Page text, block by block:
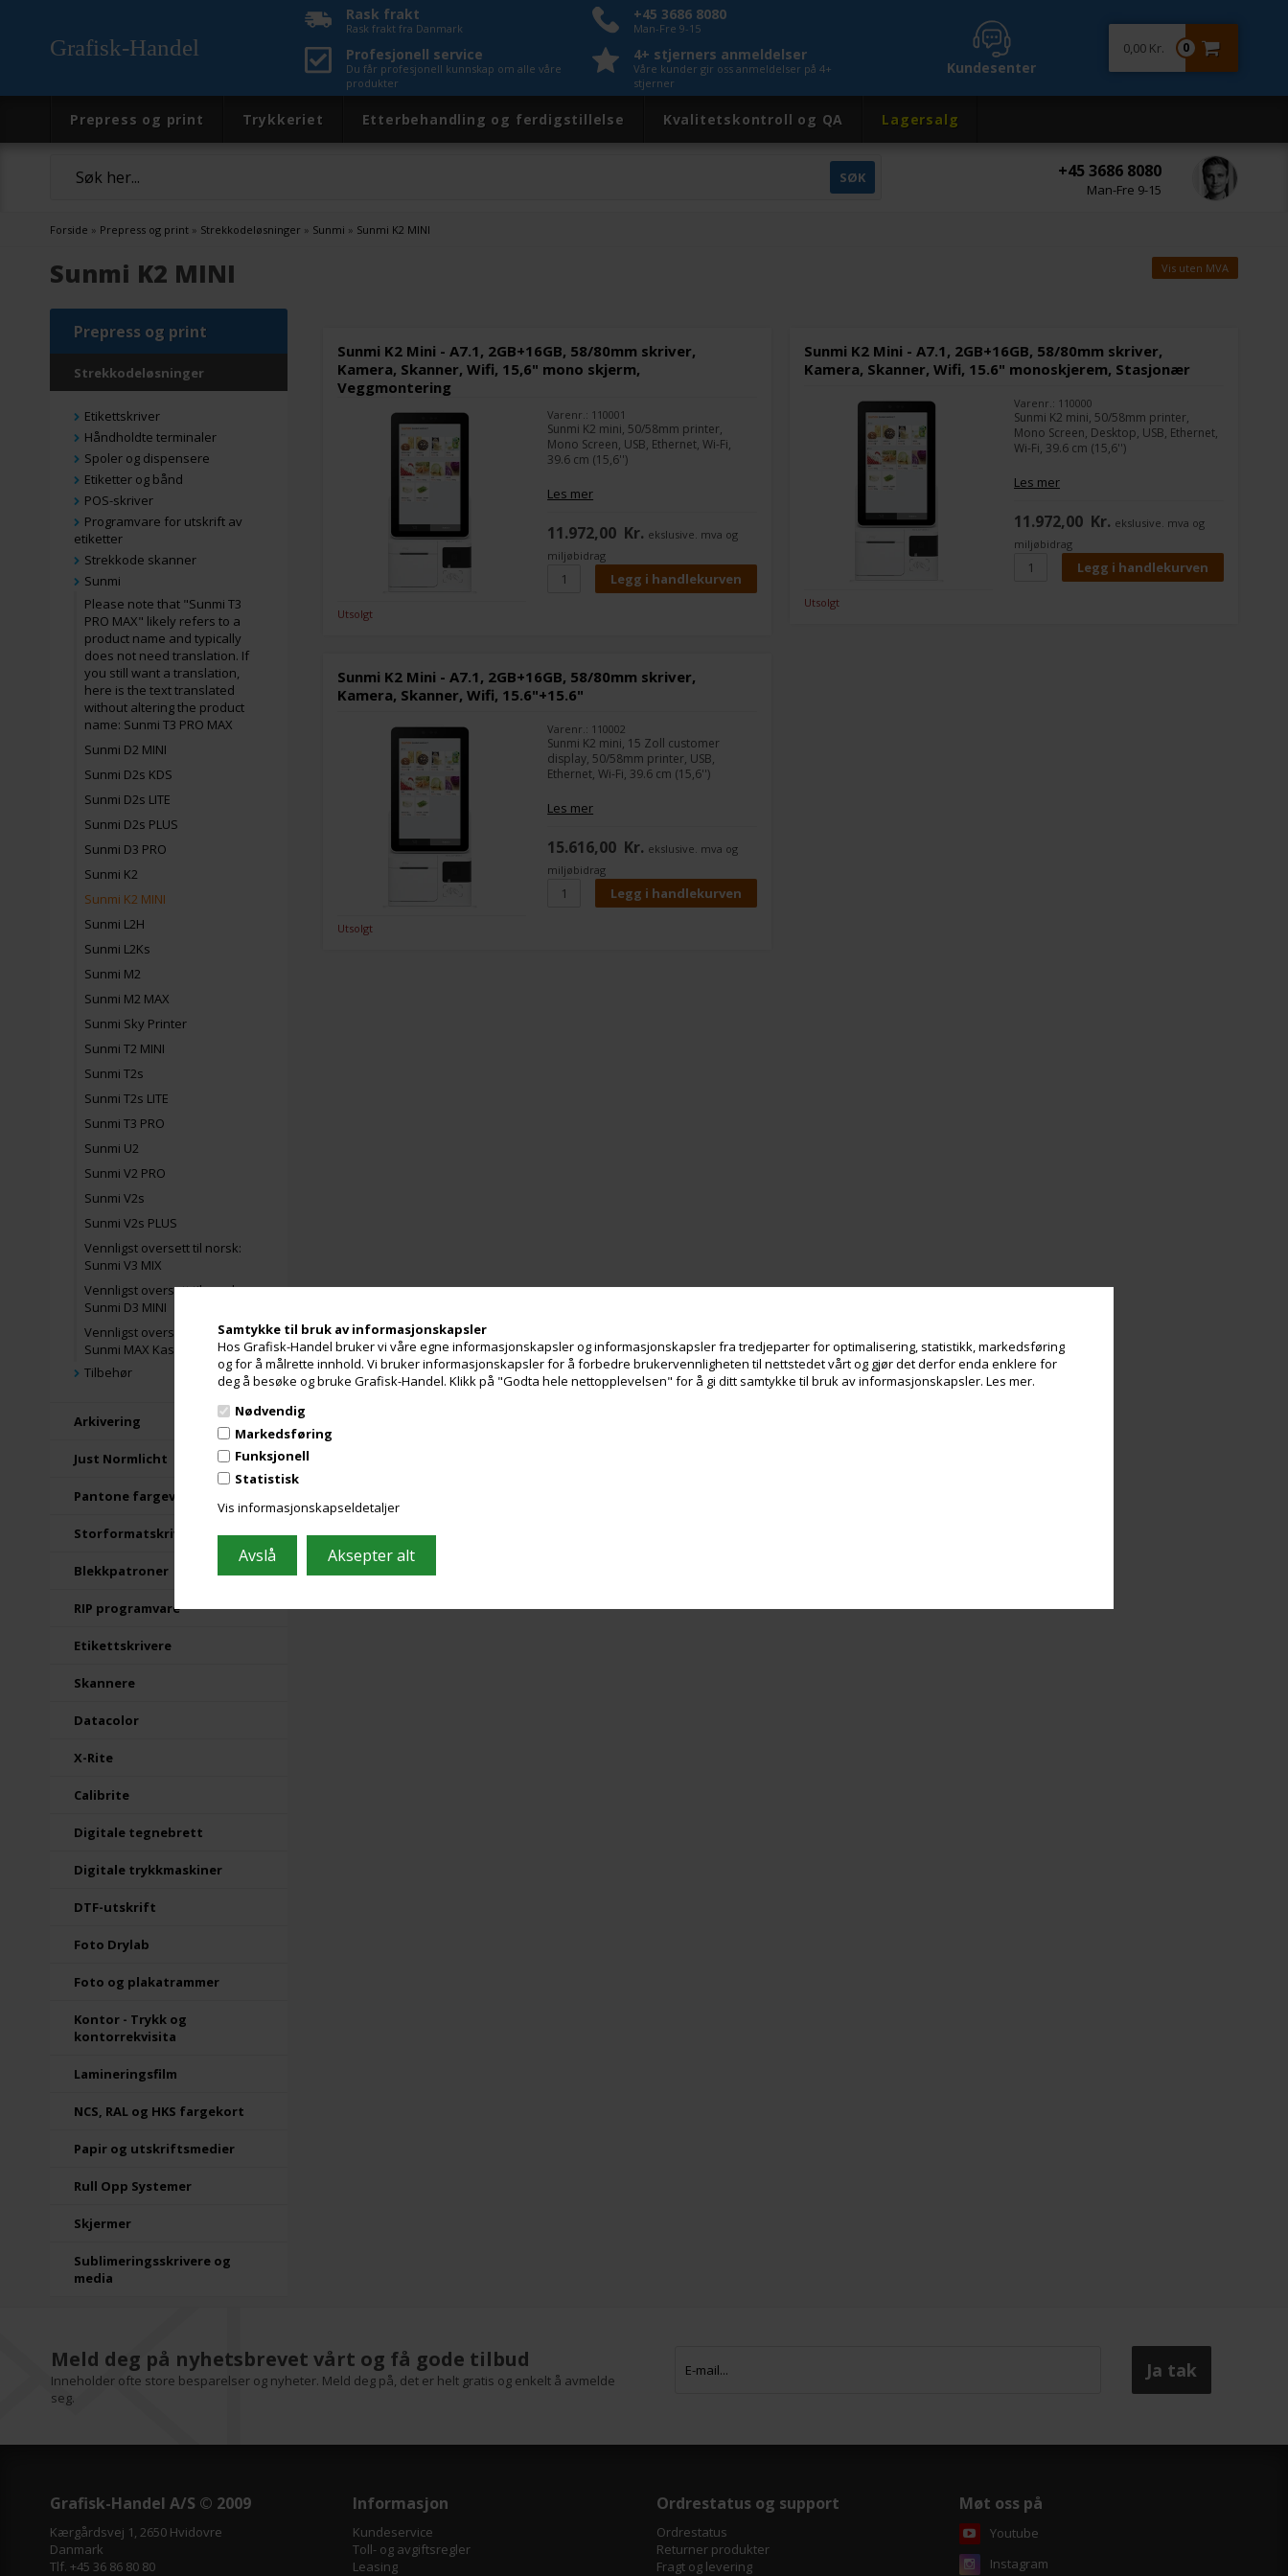
Samtykke til bruk av informasjonskapsler
Hos Grafisk-Handel bruker vi våre egne informasjonskapsler og informasjonskapsler fra tredjeparter for optimalisering, statistikk, markedsføring
og for å målrette innhold. Vi bruker informasjonskapsler for å forbedre brukervennligheten til nettstedet vårt og gjør det derfor enda enklere for
deg å besøke og bruke Grafisk-Handel. Klikk på "Godta hele nettopplevelsen" for å gi ditt samtykke til bruk av informasjonskapsler. Les mer.
Nødvendig
Markedsføring
Funksjonell
Statistisk
Vis informasjonskapseldetaljer
Grafisk-Handel
Rask frakt
Rask frakt fra Danmark
+45 3686 8080
Man-Fre 9-15
Profesjonell service
Du får profesjonell kunnskap om alle våre
produkter
4+ stjerners anmeldelser
Våre kunder gir oss anmeldelser på 4+
stjerner
+45 3686 8080
Man-Fre 9-15
Kundesenter
0
0,00 Kr.
Prepress og print Trykkeriet Etterbehandling og ferdigstillelse Kvalitetskontroll og QA Lagersalg
Forside » Prepress og print » Strekkodeløsninger » Sunmi » Sunmi K2 MINI
Vis uten MVA
Sunmi K2 MINI
Prepress og print
Strekkodeløsninger
Etikettskriver
Håndholdte terminaler
Spoler og dispensere
Etiketter og bånd
POS-skriver
Programvare for utskrift av
etiketter
Strekkode skanner
Sunmi
Please note that "Sunmi T3
PRO MAX" likely refers to a
product name and typically
does not need translation. If
you still want a translation,
here is the text translated
without altering the product
name: Sunmi T3 PRO MAX
Sunmi D2 MINI
Sunmi D2s KDS
Sunmi D2s LITE
Sunmi D2s PLUS
Sunmi D3 PRO
Sunmi K2
Sunmi K2 MINI
Sunmi L2H
Sunmi L2Ks
Sunmi M2
Sunmi M2 MAX
Sunmi Sky Printer
Sunmi T2 MINI
Sunmi T2s
Sunmi T2s LITE
Sunmi T3 PRO
Sunmi U2
Sunmi V2 PRO
Sunmi V2s
Sunmi V2s PLUS
Vennligst oversett til norsk:
Sunmi V3 MIX
Vennligst oversett til norsk:
Sunmi D3 MINI
Vennligst oversett til norsk:
Sunmi MAX Kassaskuff
Tilbehør
Arkivering
Just Normlicht
Pantone fargevifter
Storformatskrivere
Blekkpatroner
RIP programvare
Etikettskrivere
Skannere
Datacolor
X-Rite
Calibrite
Digitale tegnebrett
Digitale trykkmaskiner
DTF-utskrift
Foto Drylab
Foto og plakatrammer
Kontor - Trykk og
kontorrekvisita
Lamineringsfilm
NCS, RAL og HKS fargekort
Papir og utskriftsmedier
Rull Opp Systemer
Skjermer
Sublimeringsskrivere og
media
Sunmi K2 Mini - A7.1, 2GB+16GB, 58/80mm skriver,
Kamera, Skanner, Wifi, 15,6" mono skjerm,
Veggmontering
Utsolgt
Varenr.: 110001
Sunmi K2 mini, 50/58mm printer,
Mono Screen, USB, Ethernet, Wi-Fi,
39.6 cm (15,6'')
Les mer
11.972,00 Kr. ekslusive. mva og
miljøbidrag
Sunmi K2 Mini - A7.1, 2GB+16GB, 58/80mm skriver,
Kamera, Skanner, Wifi, 15.6" monoskjerem, Stasjonær
Utsolgt
Varenr.: 110000
Sunmi K2 mini, 50/58mm printer,
Mono Screen, Desktop, USB, Ethernet,
Wi-Fi, 39.6 cm (15,6'')
Les mer
11.972,00 Kr. ekslusive. mva og
miljøbidrag
Sunmi K2 Mini - A7.1, 2GB+16GB, 58/80mm skriver,
Kamera, Skanner, Wifi, 15.6"+15.6"
Utsolgt
Varenr.: 110002
Sunmi K2 mini, 15 Zoll customer
display, 50/58mm printer, USB,
Ethernet, Wi-Fi, 39.6 cm (15,6'')
Les mer
15.616,00 Kr. ekslusive. mva og
miljøbidrag
Meld deg på nyhetsbrevet vårt og få gode tilbud
Inneholder ofte store besparelser og nyheter. Meld deg på, det er helt gratis og enkelt å avmelde
seg.
Grafisk-Handel A/S © 2009
Kærgårdsvej 1, 2650 Hvidovre
Danmark
Tlf. +45 36 86 80 80
Informasjon
Kundeservice
Toll- og avgiftsregler
Leasing
Ordrestatus og support
Ordrestatus
Returner produkter
Fragt og levering
Møt oss på
Youtube
Instagram